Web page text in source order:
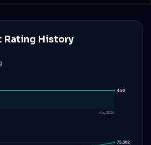
Rating History
4.50
Aug 2026
75,302